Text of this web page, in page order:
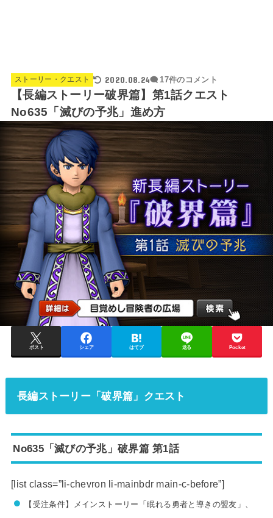
ストーリー・クエスト 2020.08.24 17件のコメント
【長編ストーリー破界篇】第1話クエスト
No635「滅びの予兆」進め方
ポスト シェア はてブ 送る Pocket
長編ストーリー「破界篇」クエスト
No635「滅びの予兆」破界篇 第1話
[list class=”li-chevron li-mainbdr main-c-before”]
【受注条件】メインストーリー「眠れる勇者と導きの盟友」、